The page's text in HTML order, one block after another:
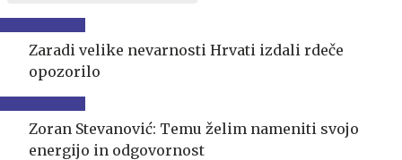
Zaradi velike nevarnosti Hrvati izdali rdeče
opozorilo
Zoran Stevanović: Temu želim nameniti svojo
energijo in odgovornost